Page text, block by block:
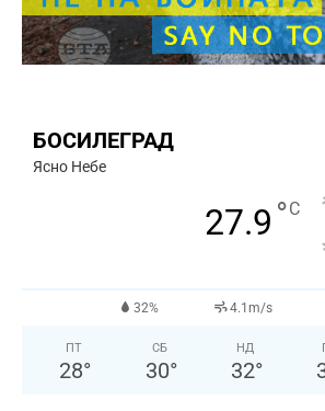
БОСИЛЕГРАД
Ясно Небе
27.9 °C
32% 4.1m/s
ПТ
28°
СБ
30°
НД
32°